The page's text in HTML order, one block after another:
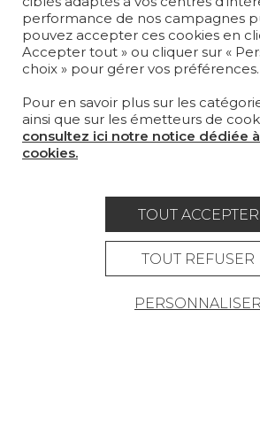
SUR-MESURE
MAGAZINE
LA MAISON
OÙ NOUS TROUVER ?
Carrière Contact
performance de nos campagnes
pouvez accepter ces cookies en
Accepter tout » ou cliquer sur «
choix » pour gérer vos préférences.
Pour en savoir plus sur les
ainsi que sur les émetteurs de
consultez ici notre notice dédiée
cookies.
TOUT ACCEPTER
TOUT REFUSER
PERSONNALISER